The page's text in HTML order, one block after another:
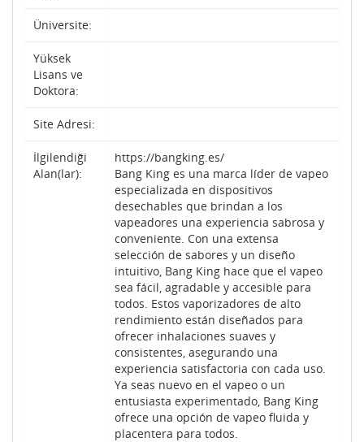
Üniversite:
Yüksek
Lisans ve
Doktora:
Site Adresi:
İlgilendiği
Alan(lar):
https://bangking.es/
Bang King es una marca líder de vapeo
especializada en dispositivos
desechables que brindan a los
vapeadores una experiencia sabrosa y
conveniente. Con una extensa
selección de sabores y un diseño
intuitivo, Bang King hace que el vapeo
sea fácil, agradable y accesible para
todos. Estos vaporizadores de alto
rendimiento están diseñados para
ofrecer inhalaciones suaves y
consistentes, asegurando una
experiencia satisfactoria con cada uso.
Ya seas nuevo en el vapeo o un
entusiasta experimentado, Bang King
ofrece una opción de vapeo fluida y
placentera para todos.